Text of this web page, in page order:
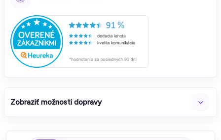
Zobraziť možnosti dopravy